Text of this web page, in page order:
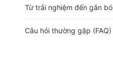
Từ trải nghiệm đến gắn bó
Câu hỏi thường gặp (FAQ)